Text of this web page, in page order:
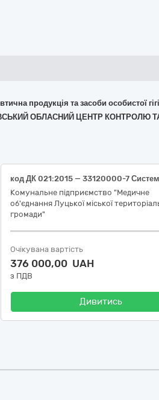
продукція та засоби особистої
ОБЛАСНИЙ ЦЕНТР
Комунальне підприємство "Медичне
об'єднання Луцької міської
громади"
Очікувана вартість
376 000,00 UAH
з ПДВ
Дивитись